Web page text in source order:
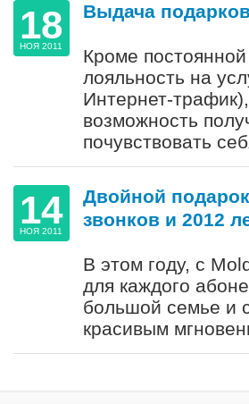
18
НОЯ 2011
Выдача
Кроме
лояльность на
Интернет-
возможность
почувствовать
14
НОЯ 2011
Двойной
звонков и 2012
В этом году, с
для каждого
большой семье и
красивым